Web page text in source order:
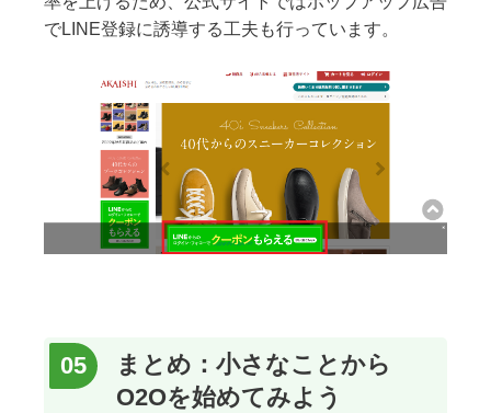
でLINE登録に誘導する工夫も行っています。
まとめ：小さなことから
O2Oを始めてみよう